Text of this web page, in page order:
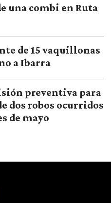
una combi en Ruta
de 15 vaquillonas
a Ibarra
preventiva para
dos robos ocurridos
de mayo